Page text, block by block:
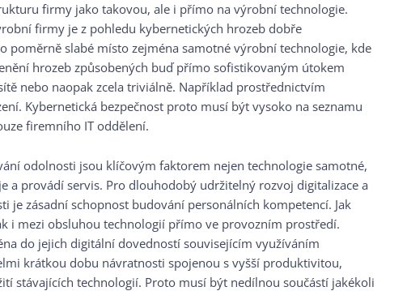
firmy jako takovou, ale i přímo na výrobní technologie.
firmy je z pohledu kybernetických hrozeb dobře
poměrně slabé místo zejména samotné výrobní technologie, kde
hrozeb způsobených buď přímo sofistikovaným útokem
nebo naopak zcela triviálně. Například prostřednictvím
Kybernetická bezpečnost proto musí být vysoko na seznamu
firemního IT oddělení.
odolnosti jsou klíčovým faktorem nejen technologie samotné,
a provádí servis. Pro dlouhodobý udržitelný rozvoj digitalizace a
je zásadní schopnost budování personálních kompetencí. Jak
i mezi obsluhou technologií přímo ve provozním prostředí.
do jejich digitální dovedností souvisejícím využíváním
krátkou dobu návratnosti spojenou s vyšší produktivitou,
stávajících technologií. Proto musí být nedílnou součástí jakékoli